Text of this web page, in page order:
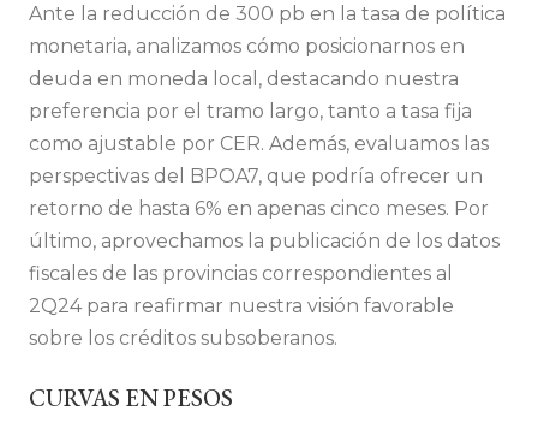
Ante la reducción de 300 pb en la tasa de política
monetaria, analizamos cómo posicionarnos en
deuda en moneda local, destacando nuestra
preferencia por el tramo largo, tanto a tasa fija
como ajustable por CER. Además, evaluamos las
perspectivas del BPOA7, que podría ofrecer un
retorno de hasta 6% en apenas cinco meses. Por
último, aprovechamos la publicación de los datos
fiscales de las provincias correspondientes al
2Q24 para reafirmar nuestra visión favorable
sobre los créditos subsoberanos.
CURVAS EN PESOS